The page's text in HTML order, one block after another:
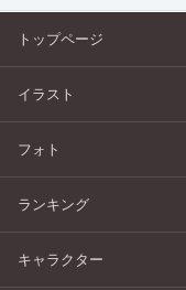
トップページ
イラスト
フォト
ランキング
キャラクター